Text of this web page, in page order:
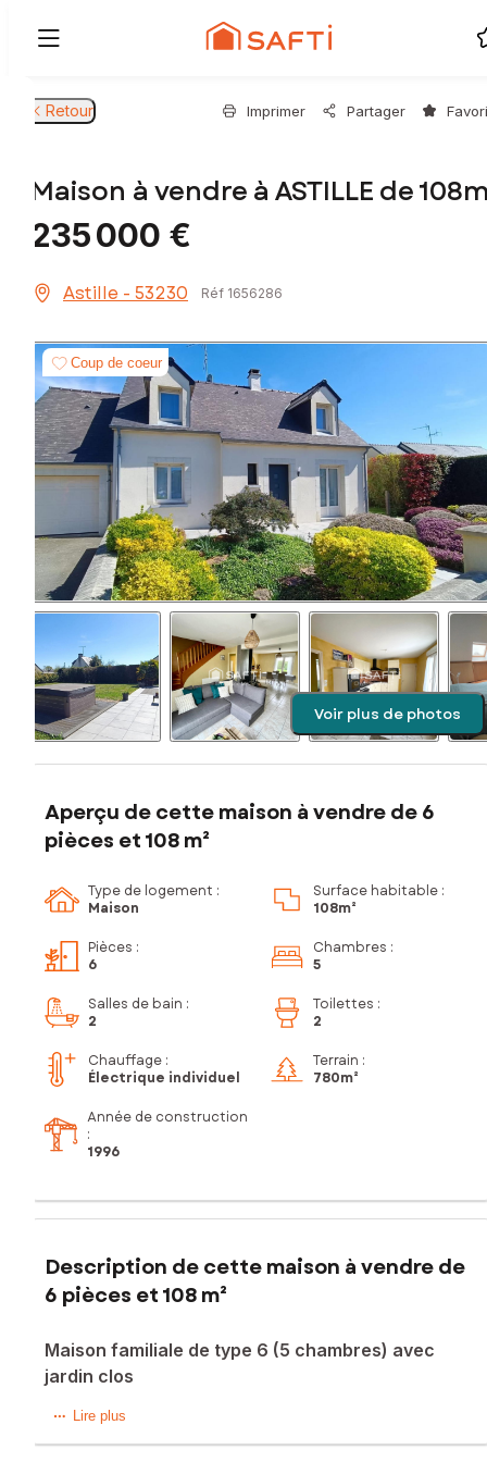
Retour Imprimer Partager
Maison à vendre à ASTILLE de
235 000 €
Astille - 53230 Réf 1656286
Coup de coeur
Voir plus de photos
Aperçu de cette maison à vendre de 6
pièces et 108 m²
Type de logement :
Maison
Surface habitable :
108m²
Pièces :
6
Chambres :
5
Salles de bain :
2
Toilettes :
2
Chauffage :
Électrique individuel
Terrain :
780m²
Année de construction
:
1996
Description de cette maison à vendre de
6 pièces et 108 m²
Maison familiale de type 6 (5 chambres) avec
jardin clos
Située dans la charmante commune d'Astillé (53230), cette
Lire plus